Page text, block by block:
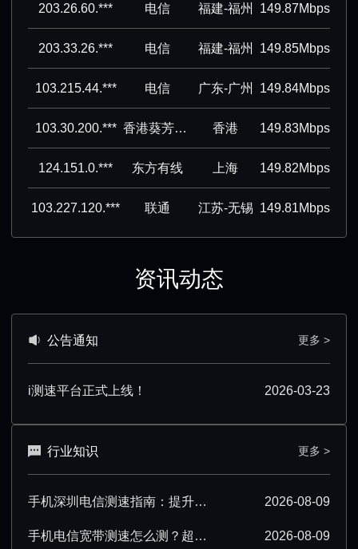
203.26.60.*** 电信 福建-福州 149.87Mbps
203.33.26.*** 电信 福建-福州 149.85Mbps
103.215.44.*** 电信 广东-广州 149.84Mbps
103.30.200.*** 香港葵芳集团有限公司 香港 149.83Mbps
124.151.0.*** 东方有线 上海 149.82Mbps
103.227.120.*** 联通 江苏-无锡 149.81Mbps
资讯动态
公告通知 更多 >
i测速平台正式上线！ 2026-03-23
行业知识 更多 >
手机深圳电信测速指南：提升测速准确性技巧汇总 2026-08-09
手机电信宽带测速怎么测？超详细操作步骤分享 2026-08-09